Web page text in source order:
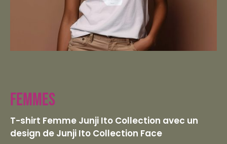
Femmes
T-shirt Femme Junji Ito Collection avec un
design de Junji Ito Collection Face